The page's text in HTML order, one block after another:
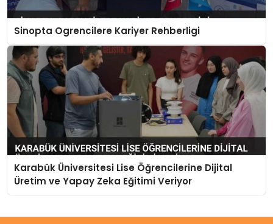
Sinopta Ogrencilere Kariyer Rehberligi
Karabük Üniversitesi Lise Öğrencilerine Dijital
Üretim ve Yapay Zeka Eğitimi Veriyor